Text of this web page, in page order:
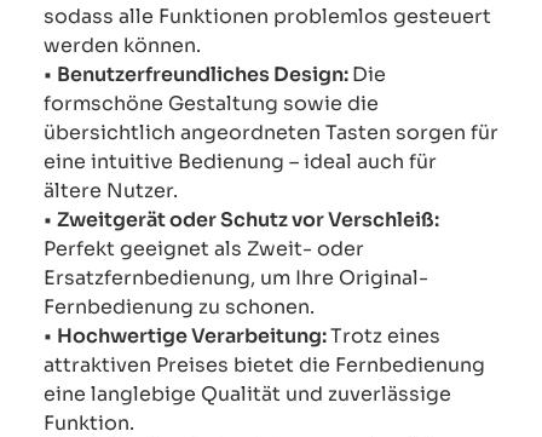
sodass alle Funktionen problemlos gesteuert
werden können.
• Benutzerfreundliches Design:Die
formschöne Gestaltung sowie die
übersichtlich angeordneten Tasten sorgen für
eine intuitive Bedienung – ideal auch für
ältere Nutzer.
• Zweitgerät oder Schutz vor Verschleiß:
Perfekt geeignet als Zweit- oder
Ersatzfernbedienung, um Ihre Original-
Fernbedienung zu schonen.
• Hochwertige Verarbeitung:Trotz eines
attraktiven Preises bietet die Fernbedienung
eine langlebige Qualität und zuverlässige
Funktion.